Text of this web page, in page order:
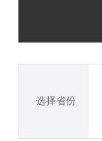
选择省份